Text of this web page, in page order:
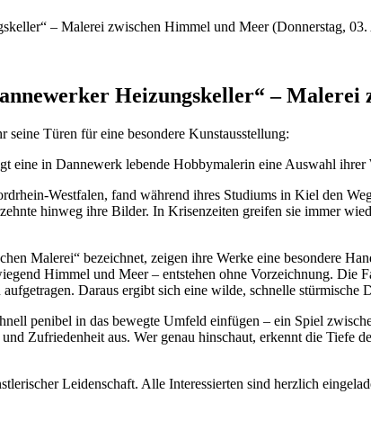
– Malerei zwischen Himmel und Meer (Donnerstag,
Heizungskeller“ –
Türen für eine besondere Kunstausstellung:
eine in Dannewerk lebende Hobbymalerin eine Auswahl ihrer
Westfalen, fand während ihres Studiums in Kiel den
hinweg ihre Bilder. In Krisenzeiten greifen sie immer
Malerei“ bezeichnet, zeigen ihre Werke eine besondere
Himmel und Meer – entstehen ohne Vorzeichnung. Die
Daraus ergibt sich eine wilde, schnelle stürmische
penibel in das bewegte Umfeld einfügen – ein Spiel
Zufriedenheit aus. Wer genau hinschaut, erkennt die Tiefe
Leidenschaft. Alle Interessierten sind herzlich